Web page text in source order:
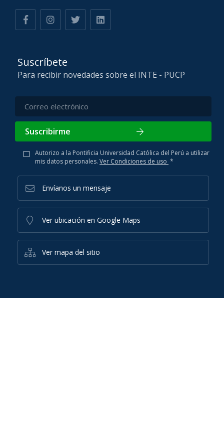
Suscríbete
Para recibir novedades sobre el INTE - PUCP
Suscribirme
Autorizo a la Pontificia Universidad Católica del Perú a utilizar
mis datos personales. Ver Condiciones de uso *
Envíanos un mensaje
Ver ubicación en Google Maps
Ver mapa del sitio